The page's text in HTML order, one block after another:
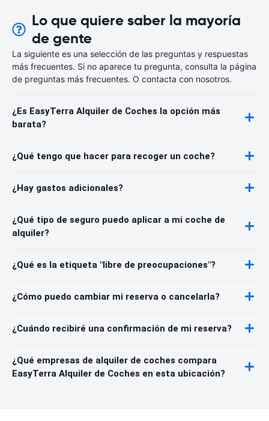
Lo que quiere saber la mayoría
de gente
La siguiente es una selección de las preguntas y respuestas
más frecuentes. Si no aparece tu pregunta, consulta la página
de preguntas más frecuentes. O contacta con nosotros.
¿Es EasyTerra Alquiler de Coches la opción más
barata?
¿Qué tengo que hacer para recoger un coche?
¿Hay gastos adicionales?
¿Qué tipo de seguro puedo aplicar a mi coche de
alquiler?
¿Qué es la etiqueta "libre de preocupaciones"?
¿Cómo puedo cambiar mi reserva o cancelarla?
¿Cuándo recibiré una confirmación de mi reserva?
¿Qué empresas de alquiler de coches compara
EasyTerra Alquiler de Coches en esta ubicación?